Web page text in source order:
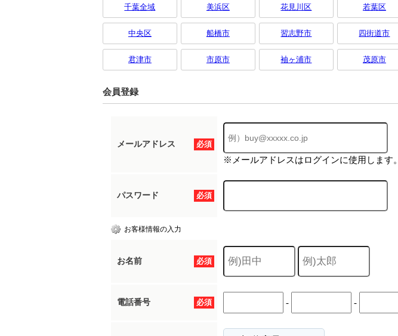
千葉全域 美浜区 花見川区 若葉区
中央区 船橋市 習志野市 四街道市
君津市 市原市 袖ヶ浦市 茂原市
会員登録
必須
メールアドレス
※メールアドレスはログインに使用します。
必須
パスワード
お客様情報の入力
必須
お名前
必須
電話番号 - -